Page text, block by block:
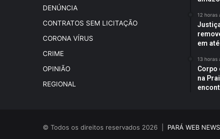
DENÚNCIA
CONTRATOS SEM LICITAÇÃO
CORONA VÍRUS
CRIME
OPINIÃO
REGIONAL
12 horas
em
13 horas
Corpo
na
© Todos os direitos reservados 2026 | PARÁ WEB NEWS